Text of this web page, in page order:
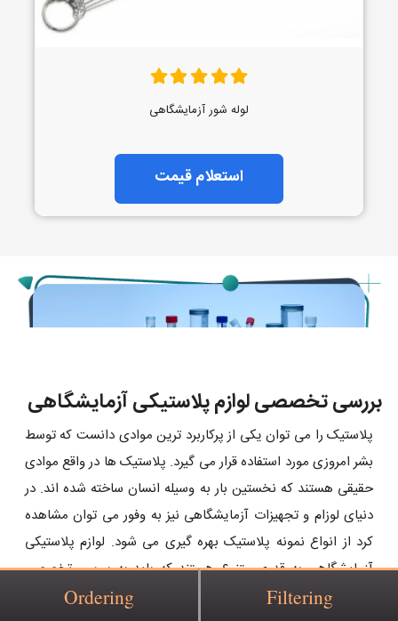
Filtering
Ordering
لوله شور آزمایشگاهی
استعلام قیمت
بررسی تخصصی لوازم پلاستیکی آزمایشگاهی
پلاستیک را می توان یکی از پرکاربرد ترین موادی دانست که توسط
بشر امروزی مورد استفاده قرار می گیرد. پلاستیک ها در واقع موادی
حقیقی هستند که نخستین بار به وسیله انسان ساخته شده اند. در
دنیای لوزام و تجهیزات آزمایشگاهی نیز به وفور می توان مشاهده
کرد از انواع نمونه پلاستیک بهره گیری می شود. لوازم پلاستیکی
آزمایشگاهی به قدری متنوع هستند که باید به بررسی تخصصی
لوازم پلاستیکی آزمایشگاهی اقدام نمود. بررسی تخصصی لوازم